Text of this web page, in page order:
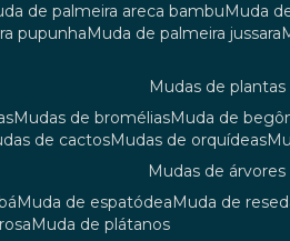
de palmeira areca bambu muda
pupunha muda de palmeira jussara
mudas de plantas
mudas de bromélias muda de
de cactos mudas de orquídeas
mudas de árvores
muda de espatódea muda de
muda de plátanos